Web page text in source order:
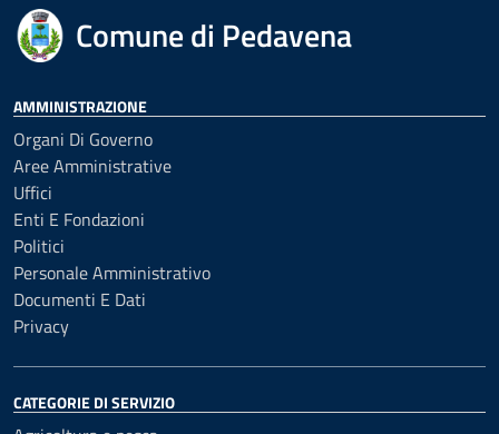
Comune di Pedavena
AMMINISTRAZIONE
Organi Di Governo
Aree Amministrative
Uffici
Enti E Fondazioni
Politici
Personale Amministrativo
Documenti E Dati
Privacy
CATEGORIE DI SERVIZIO